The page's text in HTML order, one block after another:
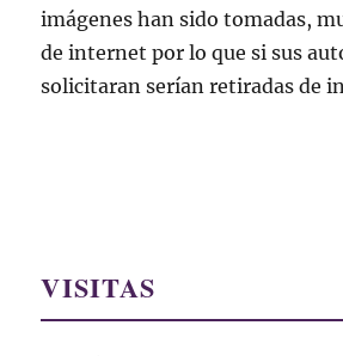
imágenes han sido tomadas,
de internet por lo que si sus
solicitaran serían retiradas de
VISITAS